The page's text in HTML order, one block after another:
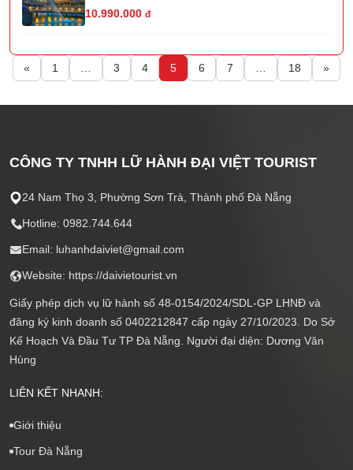
10.990.000 đ
« 1 3 4 5 6 7 18 »
CÔNG TY TNHH LỮ HÀNH ĐẠI VIỆT TOURIST
24 Nam Thọ 3, Phường Sơn Trà, Thành phố Đà Nẵng
Hotline: 0982.744.644
Email: luhanhdaiviet@gmail.com
Website: https://daivietourist.vn
Giấy phép dịch vụ lữ hành số 48-0154/2024/SDL-GP LHNĐ và
đăng ký kinh doanh số 0402212847 cấp ngày 27/10/2023. Do Sở
Kế Hoạch Và Đầu Tư TP Đà Nẵng. Người đại diện: Dương Văn
Hùng
LIÊN KẾT NHANH:
Giới thiệu
Tour Đà Nẵng